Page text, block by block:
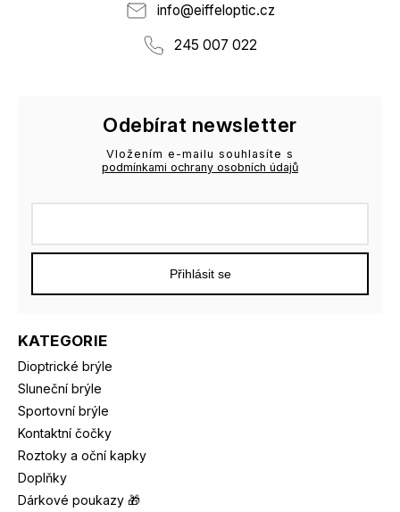
info@eiffeloptic.cz
245 007 022
KATEGORIE
Dioptrické brýle
Sluneční brýle
Sportovní brýle
Kontaktní čočky
Roztoky a oční kapky
Doplňky
Dárkové poukazy 🎁
Odebírat newsletter
Vložením e-mailu souhlasíte s
podmínkami ochrany osobních údajů
Přihlásit se